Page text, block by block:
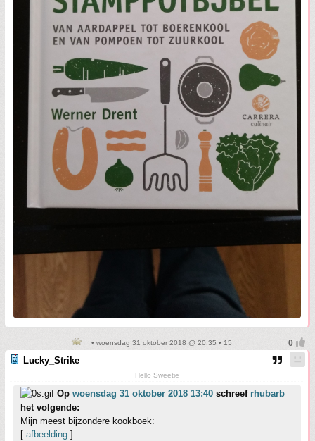
• woensdag 31 oktober 2018 @ 20:35 • 15
Lucky_Strike
Hello Sweetie
Op woensdag 31 oktober 2018 13:40 schreef rhubarb
het volgende:
Mijn meest bijzondere kookboek:
[ afbeelding ]